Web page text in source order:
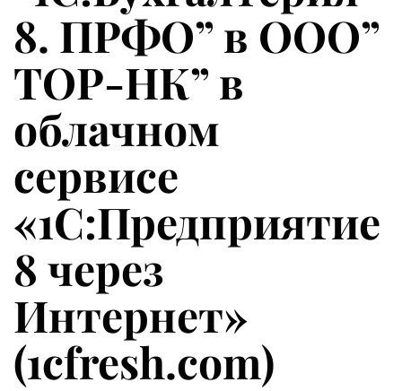
8. ПРФО” в ООО”
ТОР-НК” в
облачном
сервисе
«1С:Предприятие
8 через
Интернет»
(1cfresh.com)